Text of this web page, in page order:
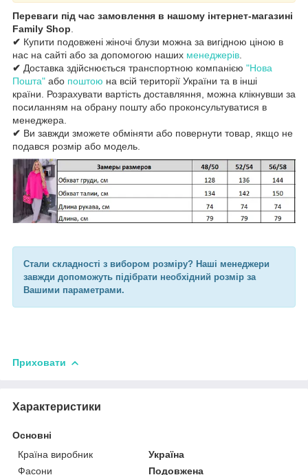
Переваги під час замовлення в нашому інтернет-магазині
Family Shop
✔ Купити подовжені жіночі блузи можна за вигідною ціною в
нас на сайті або за допомогою наших менеджерів
✔ Доставка здійснюється транспортною компанією "Нова
Пошта" або поштою на всій території України та в інші
країни. Розрахувати вартість доставляння, можна клікнувши за
посиланням на обрану пошту або проконсультуватися в
менеджера.
✔ Ви завжди зможете обміняти або повернути товар, якщо не
подався розмір або модель.
Стали складності з вибором розміру? Наші менеджери
завжди допоможуть підібрати необхідний розмір за
Вашими параметрами.
Приховати
Характеристики
Основні
Країна виробник
Україна
Фасони
Подовжена